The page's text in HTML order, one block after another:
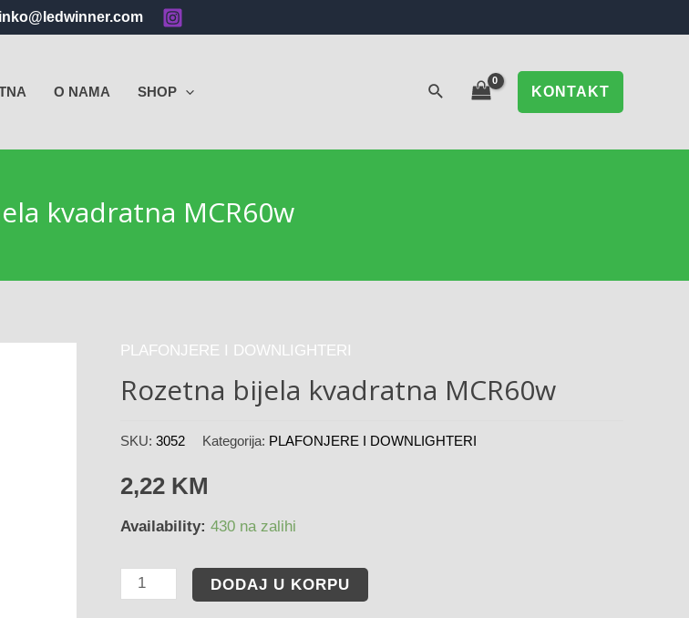
O NAMA SHOP KONTAKT
kvadratna MCR60w
PLAFONJERE I DOWNLIGHTERI
Rozetna bijela kvadratna MCR60w
SKU: 3052 Kategorija: PLAFONJERE I DOWNLIGHTERI
2,22 KM
Availability: 430 na zalihi
DODAJ U KORPU